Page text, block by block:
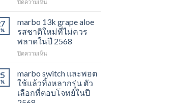
ปิดความเห็นบน
15k
ราคา
ส่ง
พอต
ใช้
ทิ้ง
ตัว
เลือก
ยอด
.
marbo 13k grape aloe
รสชาติใหม่ที่ไม่ควร
พลาดในปี 2568
ปิดความเห็นบน
13k
grape
aloe
รสชาติ
.
marbo switch และพอต
ใช้แล้วทิ้งหลากรุ่น ตัว
เลือกที่ตอบโจทย์ในปี